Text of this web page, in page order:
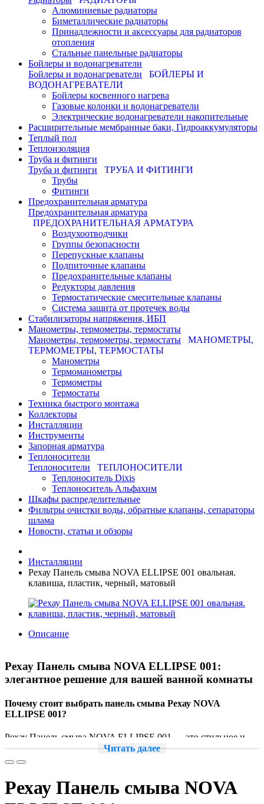
Алюминиевые радиаторы
Биметаллические радиаторы
Принадлежности и аксессуары для радиаторов
отопления
Стальные панельные радиаторы
Бойлеры и водонагреватели
Бойлеры и водонагреватели
БОЙЛЕРЫ И
ВОДОНАГРЕВАТЕЛИ
Бойлеры косвенного нагрева
Газовые колонки и водонагреватели
Электрические водонагреватели накопительные
Расширительные мембранные баки, Гидроаккумуляторы
Теплый пол
Теплоизоляция
Труба и фитинги
Труба и фитинги
ТРУБА И ФИТИНГИ
Трубы
Фитинги
Предохранительная арматура
Предохранительная арматура
ПРЕДОХРАНИТЕЛЬНАЯ АРМАТУРА
Воздухоотводчики
Группы безопасности
Перепускные клапаны
Подпиточные клапаны
Предохранительные клапаны
Редукторы давления
Термостатические смесительные клапаны
Система защита от протечек воды
Стабилизаторы напряжения, ИБП
Манометры, термометры, термостаты
Манометры, термометры, термостаты
МАНОМЕТРЫ,
ТЕРМОМЕТРЫ, ТЕРМОСТАТЫ
Манометры
Термоманометры
Термометры
Термостаты
Техника быстрого монтажа
Коллекторы
Инсталляции
Инструменты
Запорная арматура
Теплоносители
Теплоносители
ТЕПЛОНОСИТЕЛИ
Теплоноситель Dixis
Теплоноситель Альфахим
Шкафы распределительные
Фильтры очистки воды, обратные клапаны, сепараторы
шлама
Новости, статьи и обзоры
Инсталляции
Рехау Панель смыва NOVA ELLIPSE 001 овальная.
клавиша, пластик, черный, матовый
Описание
Рехау Панель смыва NOVA ELLIPSE 001:
элегантное решение для вашей ванной комнаты
Почему стоит выбрать панель смыва Рехау NOVA
ELLIPSE 001?
Рехау Панель смыва NOVA ELLIPSE 001 — это стильное и
функциональное решение для вашей ванной комнаты.
Овальная форма и глянцевая поверхность придают изделию
интерьер.
Читать далее
Рехау Панель смыва NOVA